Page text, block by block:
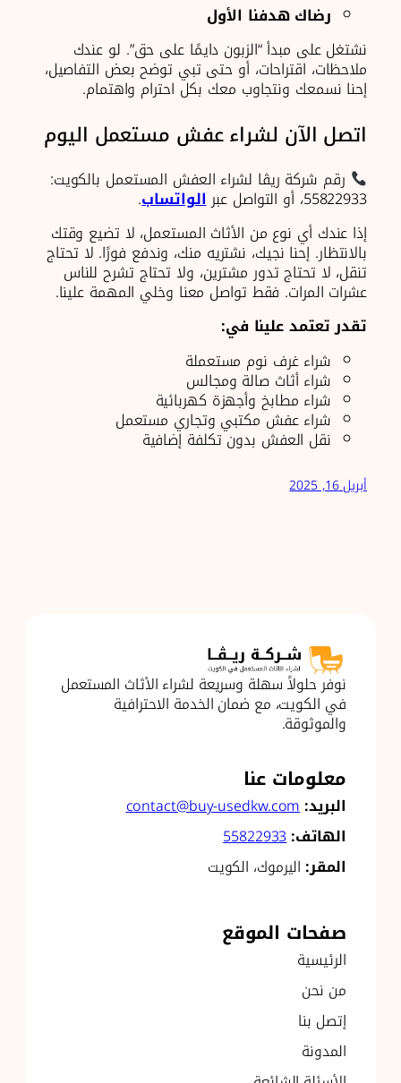
رضاك هدفنا الأول
نشتغل على مبدأ “الزبون دايمًا على حق”. لو عندك
ملاحظات، اقتراحات، أو حتى تبي توضح بعض التفاصيل،
إحنا نسمعك ونتجاوب معك بكل احترام واهتمام.
اتصل الآن لشراء عفش مستعمل اليوم
رقم شركة ريڨا لشراء العفش المستعمل بالكويت:
55822933، أو التواصل عبر الواتساب.
إذا عندك أي نوع من الأثاث المستعمل، لا تضيع وقتك
بالانتظار. إحنا نجيك، نشتريه منك، وندفع فورًا. لا تحتاج
تنقل، لا تحتاج تدور مشترين، ولا تحتاج تشرح للناس
عشرات المرات. فقط تواصل معنا وخلي المهمة علينا.
تقدر تعتمد علينا في:
شراء غرف نوم مستعملة
شراء أثاث صالة ومجالس
شراء مطابخ وأجهزة كهربائية
شراء عفش مكتبي وتجاري مستعمل
نقل العفش بدون تكلفة إضافية
أبريل 16, 2025
نوفر حلولاً سهلة وسريعة لشراء الأثاث المستعمل
في الكويت، مع ضمان الخدمة الاحترافية
والموثوقة.
معلومات عنا
البريد:contact@buy-usedkw.com
الهاتف:55822933
المقر: اليرموك، الكويت
صفحات الموقع
الرئيسية
من نحن
إتصل بنا
المدونة